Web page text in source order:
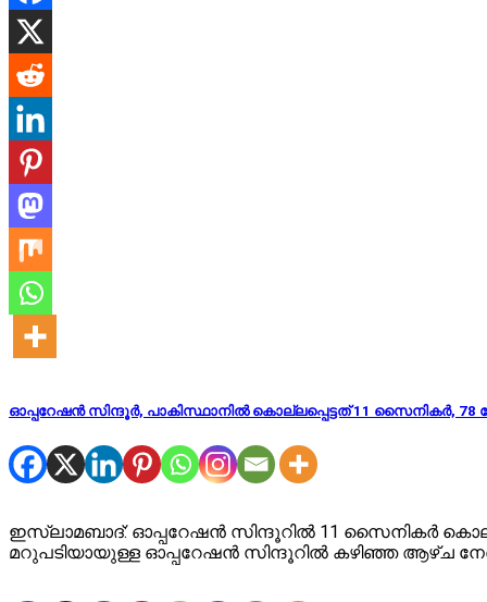
ഓപ്പറേഷൻ സിന്ദൂർ, പാകിസ്ഥാനിൽ കൊല്ലപ്പെട്ടത് 11 സൈനികർ, 78
ഇസ്ലാമബാദ്: ഓപ്പറേഷൻ സിന്ദൂറിൽ 11 സൈനികർ
മറുപടിയായുള്ള ഓപ്പറേഷൻ സിന്ദൂറിൽ കഴിഞ്ഞ ആഴ്ച